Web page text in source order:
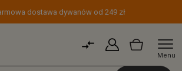
dostawa dywanów od 249 zł
Menu